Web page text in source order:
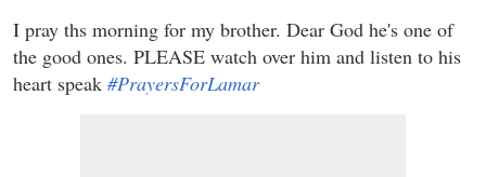
I pray ths morning for my brother. Dear God he's one of
the good ones. PLEASE watch over him and listen to his
heart speak #PrayersForLamar